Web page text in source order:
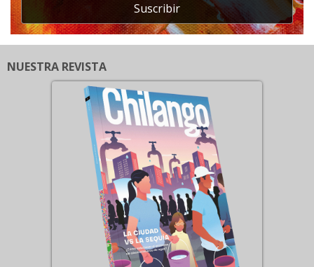
Suscribir
NUESTRA REVISTA